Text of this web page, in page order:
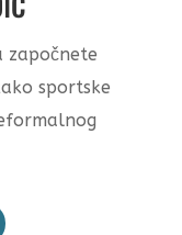
započnete
sportske